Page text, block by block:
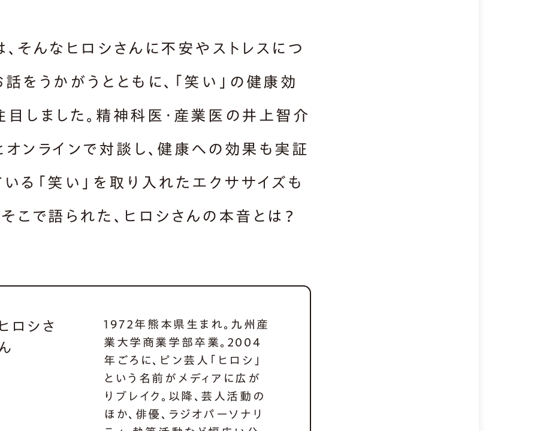
、そんなヒロシさんに不安やストレスにつ
をうかがうとともに、「笑い」の健康効
目しました。精神科医・産業医の井上智介
オンラインで対談し、健康への効果も実証
いる「笑い」を取り入れたエクササイズも
こで語られた、ヒロシさんの本音とは？
ロシさ
1972年熊本県生まれ。九州産
業大学商業学部卒業。2004
年ごろに、ピン芸人「ヒロシ」
という名前がメディアに広が
りブレイク。以降、芸人活動の
ほか、俳優、ラジオパーソナリ